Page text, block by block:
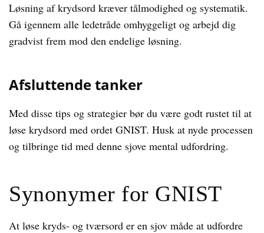
Løsning af krydsord kræver tålmodighed og systematik.
Gå igennem alle ledetråde omhyggeligt og arbejd dig
gradvist frem mod den endelige løsning.
Afsluttende tanker
Med disse tips og strategier bør du være godt rustet til at
løse krydsord med ordet GNIST. Husk at nyde processen
og tilbringe tid med denne sjove mental udfordring.
Synonymer for GNIST
At løse kryds- og tværsord er en sjov måde at udfordre